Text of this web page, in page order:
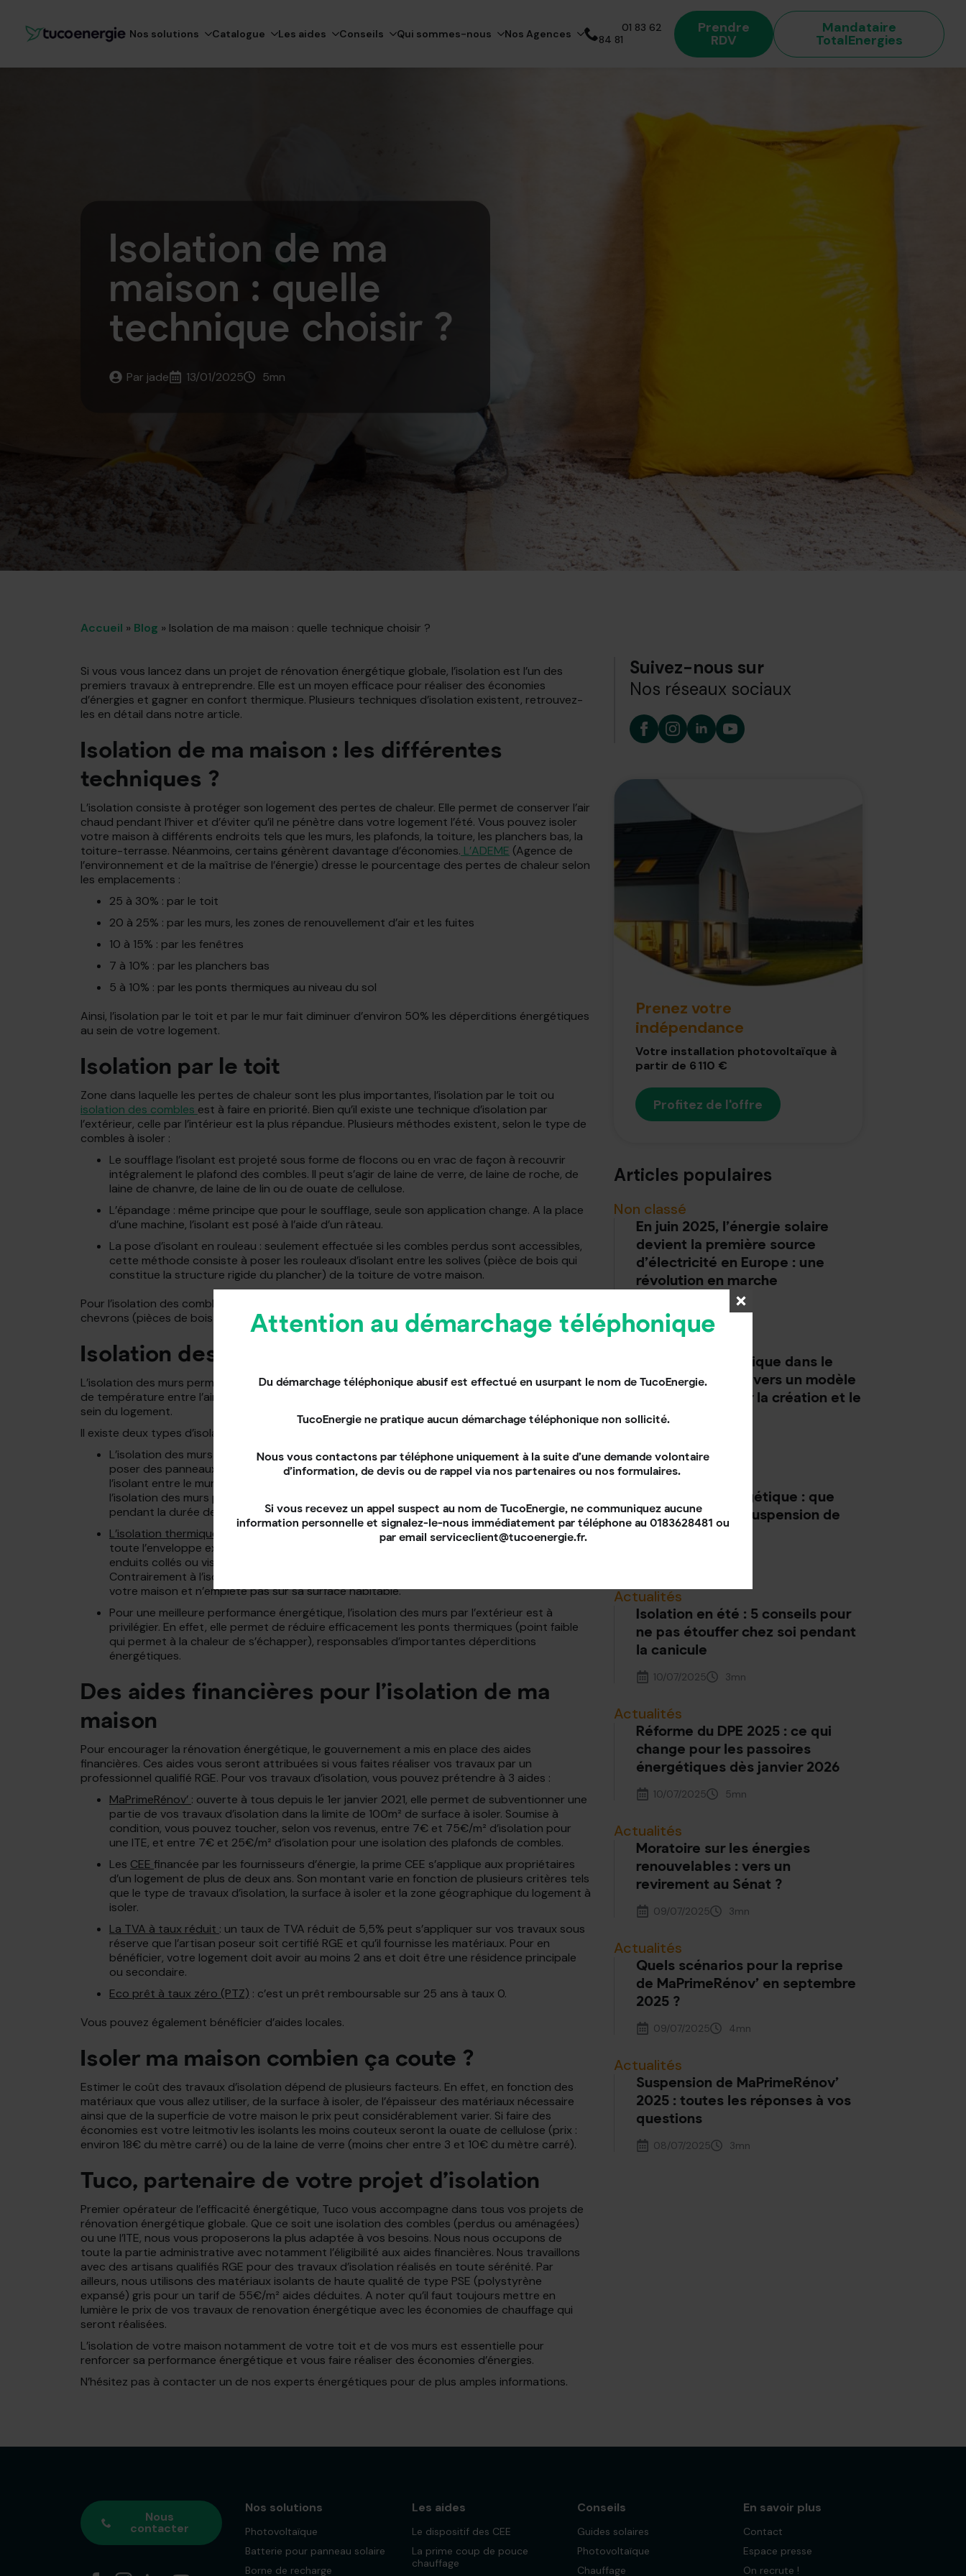
Nos solutions Catalogue Les aides Conseils Qui sommes-nous Nos Agences
01 83 62
84 81
Prendre
RDV
Mandataire
TotalEnergies
Isolation de ma
maison : quelle
technique choisir ?
Par jade 13/01/2025 5mn
Accueil » Blog » Isolation de ma maison : quelle technique choisir ?
Si vous vous lancez dans un projet de rénovation énergétique globale, l’isolation est l’un des
premiers travaux à entreprendre. Elle est un moyen efficace pour réaliser des économies
d’énergies et gagner en confort thermique. Plusieurs techniques d’isolation existent, retrouvez-
les en détail dans notre article.
Isolation de ma maison : les différentes
techniques ?
L’isolation consiste à protéger son logement des pertes de chaleur. Elle permet de conserver l’air
chaud pendant l’hiver et d’éviter qu’il ne pénètre dans votre logement l’été. Vous pouvez isoler
votre maison à différents endroits tels que les murs, les plafonds, la toiture, les planchers bas, la
toiture-terrasse. Néanmoins, certains génèrent davantage d’économies. L’ADEME (Agence de
l’environnement et de la maîtrise de l’énergie) dresse le pourcentage des pertes de chaleur selon
les emplacements :
25 à 30% : par le toit
20 à 25% : par les murs, les zones de renouvellement d’air et les fuites
10 à 15% : par les fenêtres
7 à 10% : par les planchers bas
5 à 10% : par les ponts thermiques au niveau du sol
Ainsi, l’isolation par le toit et par le mur fait diminuer d’environ 50% les déperditions énergétiques
au sein de votre logement.
Isolation par le toit
Zone dans laquelle les pertes de chaleur sont les plus importantes, l’isolation par le toit ou
isolation des combles est à faire en priorité. Bien qu’il existe une technique d’isolation par
l’extérieur, celle par l’intérieur est la plus répandue. Plusieurs méthodes existent, selon le type de
combles à isoler :
Le soufflage l’isolant est projeté sous forme de flocons ou en vrac de façon à recouvrir
intégralement le plafond des combles. Il peut s’agir de laine de verre, de laine de roche, de
laine de chanvre, de laine de lin ou de ouate de cellulose.
L’épandage : même principe que pour le soufflage, seule son application change. A la place
d’une machine, l’isolant est posé à l’aide d’un râteau.
La pose d’isolant en rouleau : seulement effectuée si les combles perdus sont accessibles,
cette méthode consiste à poser les rouleaux d’isolant entre les solives (pièce de bois qui
constitue la structure rigide du plancher) de la toiture de votre maison.
Pour l’isolation des combles aménagés, l’isolant est posé soit en simple couche entre les
chevrons (pièces de bois sur lesquelles sont fixées les lattes) soit en double couche.
Isolation des murs
L’isolation des murs permet de réduire l’effet paroi froide qui se produit en hiver. Cette différence
de température entre l’air ambiant et la surface des murs engendre des problèmes d’humidité au
sein du logement.
Il existe deux types d’isolation des murs :
L’isolation des murs par l’intérieur : cette opération consiste généralement à coller ou à
poser des panneaux de doublage sur le mur. Elle peut aussi être réalisée en insufflant
l’isolant entre le mur et une contre-paroi. Bien qu’elle soit simple à mettre en œuvre,
l’isolation des murs par l’intérieur réduit la surface habitable et condamne les pièces
pendant la durée des travaux.
L’isolation thermique des murs par l’extérieur (ITE)
cette méthode a pour but de renforcer
toute l’enveloppe extérieure du logement. Cela peut se faire soit avec des panneaux
enduits collés ou vissés au mur soit avec un bardage soit avec un enduit isolant.
Contrairement à l’isolation des murs par l’intérieur, cette technique garde l’esthétisme de
votre maison et n’empiète pas sur sa surface habitable.
Pour une meilleure performance énergétique, l’isolation des murs par l’extérieur est à
privilégier. En effet, elle permet de réduire efficacement les ponts thermiques (point faible
qui permet à la chaleur de s’échapper), responsables d’importantes déperditions
énergétiques.
Des aides financières pour l’isolation de ma
maison
Pour encourager la rénovation énergétique, le gouvernement a mis en place des aides
financières. Ces aides vous seront attribuées si vous faites réaliser vos travaux par un
professionnel qualifié RGE. Pour vos travaux d’isolation, vous pouvez prétendre à 3 aides :
MaPrimeRénov’ : ouverte à tous depuis le 1er janvier 2021, elle permet de subventionner une
partie de vos travaux d’isolation dans la limite de 100m² de surface à isoler. Soumise à
condition, vous pouvez toucher, selon vos revenus, entre 7€ et 75€/m² d’isolation pour
une ITE, et entre 7€ et 25€/m² d’isolation pour une isolation des plafonds de combles.
Les CEE financée par les fournisseurs d’énergie, la prime CEE s’applique aux propriétaires
d’un logement de plus de deux ans. Son montant varie en fonction de plusieurs critères tels
que le type de travaux d’isolation, la surface à isoler et la zone géographique du logement à
isoler.
La TVA à taux réduit : un taux de TVA réduit de 5,5% peut s’appliquer sur vos travaux sous
réserve que l’artisan poseur soit certifié RGE et qu’il fournisse les matériaux. Pour en
bénéficier, votre logement doit avoir au moins 2 ans et doit être une résidence principale
ou secondaire.
Eco prêt à taux zéro (PTZ) : c’est un prêt remboursable sur 25 ans à taux 0.
Vous pouvez également bénéficier d’aides locales.
Isoler ma maison combien ça coute ?
Estimer le coût des travaux d’isolation dépend de plusieurs facteurs. En effet, en fonction des
matériaux que vous allez utiliser, de la surface à isoler, de l’épaisseur des matériaux nécessaire
ainsi que de la superficie de votre maison le prix peut considérablement varier. Si faire des
économies est votre leitmotiv les isolants les moins couteux seront la ouate de cellulose (prix :
environ 18€ du mètre carré) ou de la laine de verre (moins cher entre 3 et 10€ du mètre carré).
Tuco, partenaire de votre projet d’isolation
Premier opérateur de l’efficacité énergétique, Tuco vous accompagne dans tous vos projets de
rénovation énergétique globale. Que ce soit une isolation des combles (perdus ou aménagées)
ou une l’ITE, nous vous proposerons la plus adaptée à vos besoins. Nous nous occupons de
toute la partie administrative avec notamment l’éligibilité aux aides financières. Nous travaillons
avec des artisans qualifiés RGE pour des travaux d’isolation réalisés en toute sérénité. Par
ailleurs, nous utilisons des matériaux isolants de haute qualité de type PSE (polystyrène
expansé) gris pour un tarif de 55€/m² aides déduites. A noter qu’il faut toujours mettre en
lumière le prix de vos travaux de renovation énergétique avec les économies de chauffage qui
seront réalisées.
L’isolation de votre maison notamment de votre toit et de vos murs est essentielle pour
renforcer sa performance énergétique et vous faire réaliser des économies d’énergies.
N’hésitez pas à contacter un de nos experts énergétiques pour de plus amples informations.
Suivez-nous sur
Nos réseaux sociaux
Prenez votre
indépendance
Votre installation photovoltaïque à
partir de 6 110 €
Profitez de l'offre
Articles populaires
Non classé
En juin 2025, l’énergie solaire
devient la première source
d’électricité en Europe : une
révolution en marche
mn
Transition écologique dans le
secteur culturel : vers un modèle
plus durable pour la création et le
patrimoine
Actualités
Rénovation énergétique : que
faire pendant la suspension de
Actualités
Isolation en été : 5 conseils pour
ne pas étouffer chez soi pendant
la canicule
10/07/2025 3mn
Actualités
Réforme du DPE 2025 : ce qui
change pour les passoires
énergétiques dès janvier 2026
10/07/2025 5mn
Actualités
Moratoire sur les énergies
renouvelables : vers un
revirement au Sénat ?
09/07/2025 3mn
Actualités
Quels scénarios pour la reprise
de MaPrimeRénov’ en septembre
2025 ?
09/07/2025 4mn
Actualités
Suspension de MaPrimeRénov’
2025 : toutes les réponses à vos
questions
08/07/2025 3mn
Nous
contacter
Nos solutions
Photovoltaïque
Batterie pour panneau solaire
Borne de recharge
Les aides
Le dispositif des CEE
La prime coup de pouce
chauffage
Conseils
Guides solaires
Photovoltaïque
Chauffage
En savoir plus
Contact
Espace presse
On recrute !
Attention au démarchage téléphonique
Du démarchage téléphonique abusif est effectué en usurpant le nom de TucoEnergie.
TucoEnergie ne pratique aucun démarchage téléphonique non sollicité.
Nous vous contactons par téléphone uniquement à la suite d’une demande volontaire
d’information, de devis ou de rappel via nos partenaires ou nos formulaires.
Si vous recevez un appel suspect au nom de TucoEnergie, ne communiquez aucune
information personnelle et signalez-le-nous immédiatement par téléphone au 0183628481 ou
par email serviceclient@tucoenergie.fr.